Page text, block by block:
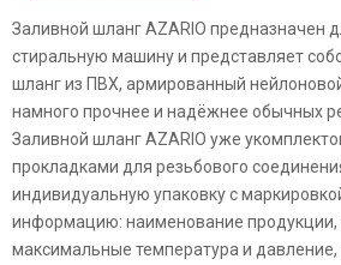
Заливной шланг AZARIO предназначен
стиральную машину и представляет
шланг из ПВХ, армированный
намного прочнее и надёжнее обычных
Заливной шланг AZARIO уже
прокладками для резьбового
индивидуальную упаковку с
информацию: наименование продукции,
максимальные температура и